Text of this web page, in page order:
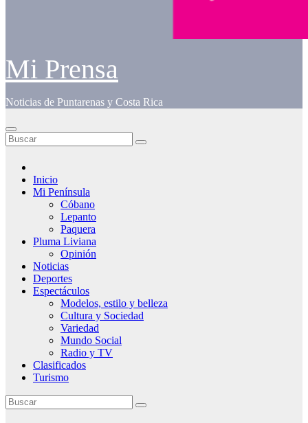
Mi Prensa
Noticias de Puntarenas y Costa Rica
Inicio
Mi Península
Cóbano
Lepanto
Paquera
Pluma Liviana
Opinión
Noticias
Deportes
Espectáculos
Modelos, estilo y belleza
Cultura y Sociedad
Variedad
Mundo Social
Radio y TV
Clasificados
Turismo